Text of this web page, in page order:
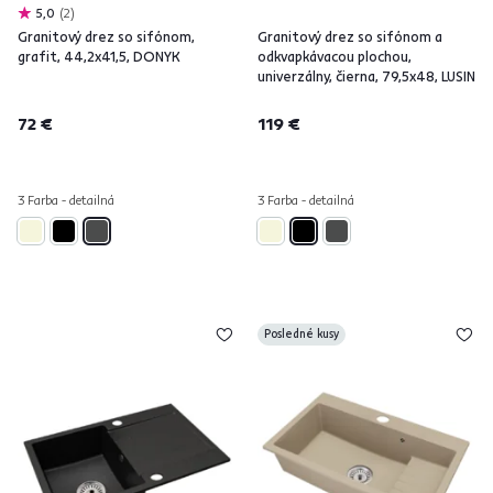
5,0 2
Granitový drez so sifónom,
grafit, 44,2x41,5, DONYK
72 €
3 Farba - detailná
Granitový drez so sifónom a
odkvapkávacou plochou,
univerzálny, čierna, 79,5x48, LUSIN
119 €
3 Farba - detailná
Posledné kusy